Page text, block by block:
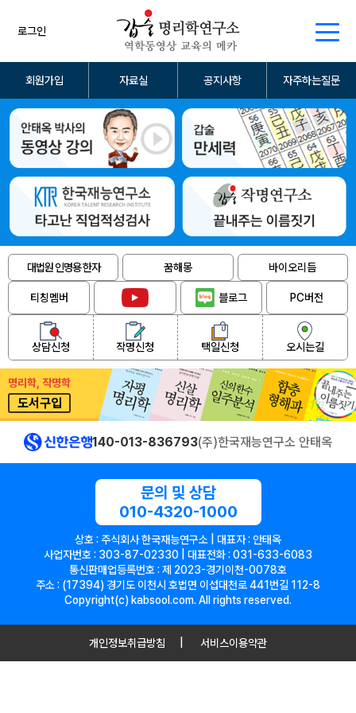
로그인
회원가입 자료실 공지사항 자주하는질문
대법원 인명용 한자 꿈해몽 바이오리듬
티칭멤버 블로그 PC버전
상담신청 작명신청 택일신청 오시는길
명리학, 작명학
도서구입
140-013-836793(주)한국재능연구소 안태옥
문의 및 상담
010-4320-1000
상호 : 주식회사 한국재능연구소 | 대표자 : 안태옥
사업자번호 : 303-87-02330 | 대표전화 : 031-633-6083
통신판매업등록번호 : 제 2023-경기이천-0078호
주소 : (17394) 경기도 이천시 호법면 이섭대천로 441번길 112-8
Copyright(c) kabsool.com. All rights reserved.
개인정보취급방침 서비스이용약관